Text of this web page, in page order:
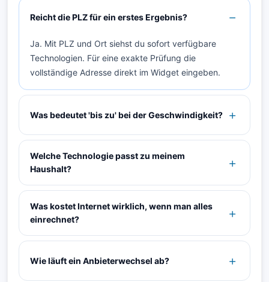
Reicht die PLZ für ein erstes Ergebnis?
Ja. Mit PLZ und Ort siehst du sofort verfügbare
Technologien. Für eine exakte Prüfung die
vollständige Adresse direkt im Widget eingeben.
Was bedeutet 'bis zu' bei der Geschwindigkeit?
Welche Technologie passt zu meinem
Haushalt?
Was kostet Internet wirklich, wenn man alles
einrechnet?
Wie läuft ein Anbieterwechsel ab?